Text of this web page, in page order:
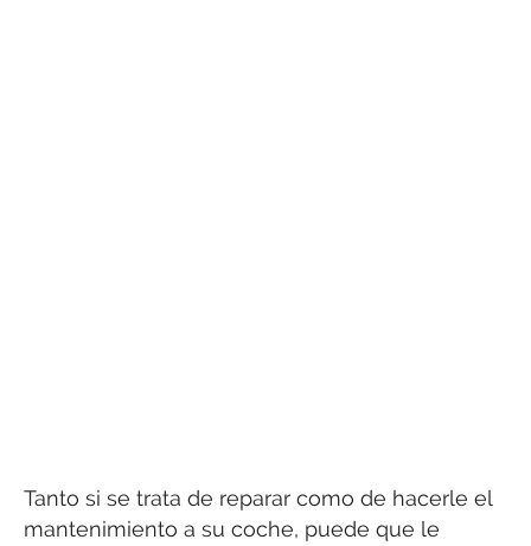
Tanto si se trata de reparar como de hacerle el
mantenimiento a su coche, puede que le